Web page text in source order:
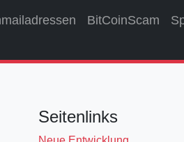
BitCoinScam
Seitenlinks